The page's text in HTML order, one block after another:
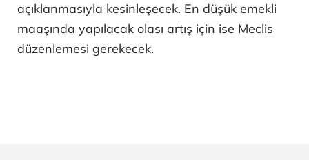
açıklanmasıyla kesinleşecek. En düşük emekli
maaşında yapılacak olası artış için ise Meclis
düzenlemesi gerekecek.